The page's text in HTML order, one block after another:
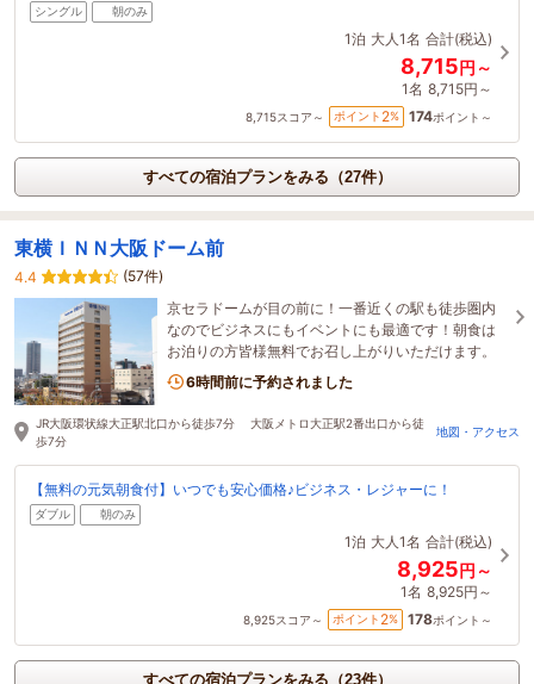
シングル 朝のみ
1泊 大人1名 合計(税込)
8,715円～
1名 8,715円～
8,715スコア～ ポイント 2% 174ポイント～
すべての宿泊プランをみる（27件）
東横ＩＮＮ大阪ドーム前
4.4
(57件)
京セラドームが目の前に！一番近くの駅も徒歩圏内
なのでビジネスにもイベントにも最適です！朝食は
お泊りの方皆様無料でお召し上がりいただけます。
6時間前に予約されました
JR大阪環状線大正駅北口から徒歩7分 大阪メトロ大正駅2番出口から徒
歩7分
地図・アクセス
【無料の元気朝食付】いつでも安心価格♪ビジネス・レジャーに！
ダブル 朝のみ
1泊 大人1名 合計(税込)
8,925円～
1名 8,925円～
8,925スコア～ ポイント 2% 178ポイント～
すべての宿泊プランをみる（23件）